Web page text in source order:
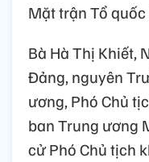
Mặt trận Tổ
Bà Hà Thị Khiết,
Đảng, nguyên
ương, Phó Chủ
ban Trung ương
cử Phó Chủ tịch